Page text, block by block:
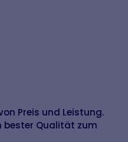
Preis und Leistung.
bester Qualität zum